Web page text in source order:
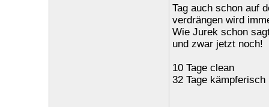
Tag auch schon auf
verdrängen wird
Wie Jurek schon
und zwar jetzt noch!
10 Tage clean
32 Tage kämpferisch